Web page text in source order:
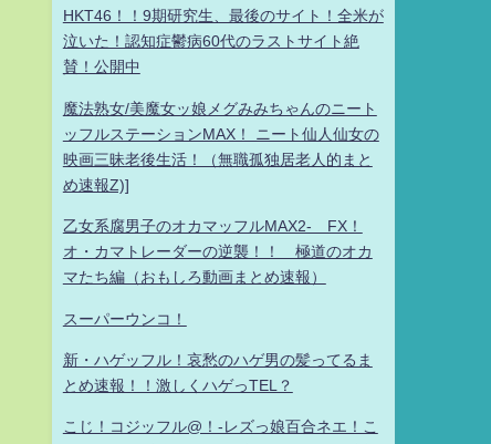
HKT46！！9期研究生、最後のサイト！全米が
泣いた！認知症鬱病60代のラストサイト絶
賛！公開中
魔法熟女/美魔女ッ娘メグみみちゃんのニート
ッフルステーションMAX！ ニート仙人仙女の
映画三昧老後生活！（無職孤独居老人的まと
め速報Z)]
乙女系腐男子のオカマッフルMAX2- FX！
オ・カマトレーダーの逆襲！！ 極道のオカ
マたち編（おもしろ動画まとめ速報）
スーパーウンコ！
新・ハゲッフル！哀愁のハゲ男の髪ってるま
とめ速報！！激しくハゲっTEL？
こじ！コジッフル@！-レズっ娘百合ネエ！こ